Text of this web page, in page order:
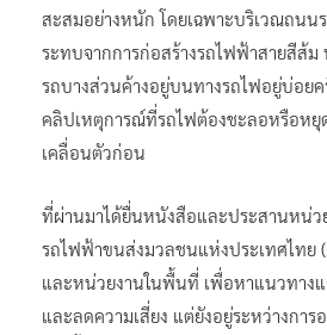
สะสมอย่างหนัก โดยเฉพาะบริเวณถนน
ระทบจากการก่อสร้างรถไฟฟ้าสายสีส้ม
รถบางส่วนค้างอยู่บนทางรถไฟอยู่บ่อย
คลิปเหตุการณ์ที่รถไฟต้องชะลอหรือห
เคลื่อนตัวก่อน
ที่ผ่านมาได้ยื่นหนังสือและประสานหน่ว
รถไฟฟ้าขนส่งมวลชนแห่งประเทศไทย
และหน่วยงานในพื้นที่ เพื่อหาแนวทาง
และลดความเสี่ยง แต่ยังอยู่ระหว่างกา